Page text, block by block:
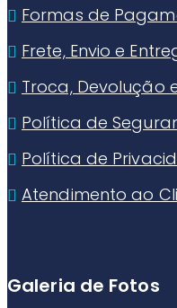
Formas de
Frete, Envio e
Troca, Devolução
Política de
Política de
Atendimento ao
Galeria de Fotos